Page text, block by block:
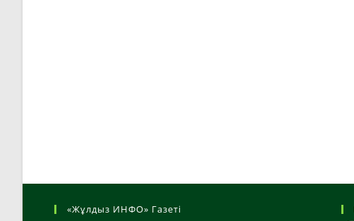
«Жұлдыз ИНФО» Газеті